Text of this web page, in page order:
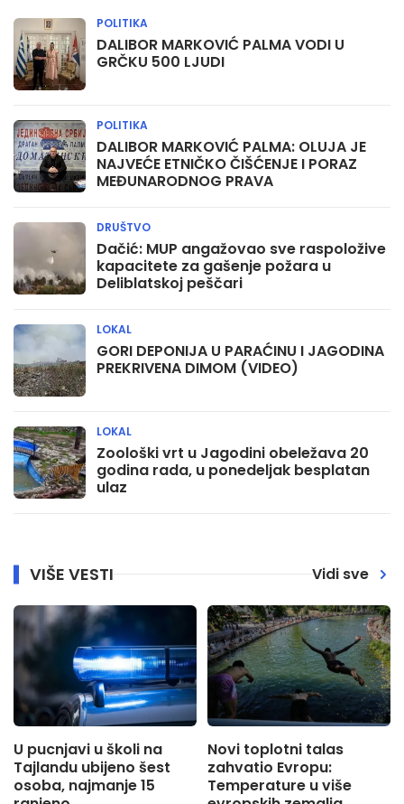
DALIBOR MARKOVIĆ PALMA VODI U
GRČKU 500 LJUDI
POLITIKA
DALIBOR MARKOVIĆ PALMA: OLUJA JE
NAJVEĆE ETNIČKO ČIŠĆENJE I PORAZ
MEĐUNARODNOG PRAVA
POLITIKA
Dačić: MUP angažovao sve raspoložive
kapacitete za gašenje požara u
Deliblatskoj peščari
DRUŠTVO
GORI DEPONIJA U PARAĆINU I JAGODINA
PREKRIVENA DIMOM (VIDEO)
LOKAL
Zoološki vrt u Jagodini obeležava 20
godina rada, u ponedeljak besplatan
ulaz
LOKAL
VIŠE VESTI Vidi sve
U pucnjavi u školi na
Tajlandu ubijeno šest
osoba, najmanje 15
Novi toplotni talas
zahvatio Evropu:
Temperature u više